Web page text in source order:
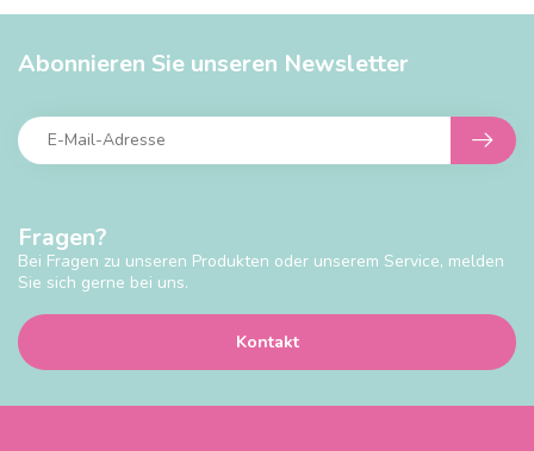
Fragen?
Bei Fragen zu unseren Produkten oder unserem Service, melden
Sie sich gerne bei uns.
Kontakt
Abonnieren Sie unseren Newsletter